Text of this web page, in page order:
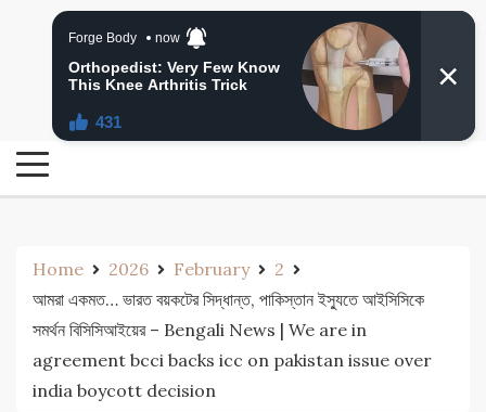
24 Ghanta Bangla News
24 Ghanta Bengali News
Home 2026 February
2
আমরা একমত… ভারত বয়কটের সিদ্ধান্ত, পাকিস্তান ইস্যুতে আইসিসিকে
সমর্থন বিসিসিআইয়ের – Bengali News | We are in
agreement bcci backs icc on pakistan issue over
india boycott decision